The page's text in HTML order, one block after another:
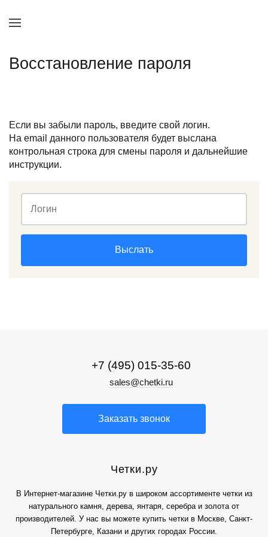
Восстановление пароля
Если вы забыли пароль, введите свой логин.
На email данного пользователя будет выслана
контрольная строка для смены пароля и дальнейшие
инструкции.
Логин
Выслать
+7 (495) 015-35-60
sales@chetki.ru
Заказать звонок
Четки.ру
В Интернет-магазине Четки.ру в широком ассортименте четки из
натурального камня, дерева, янтаря, серебра и золота от
производителей. У нас вы можете купить четки в Москве, Санкт-
Петербурге, Казани и других городах России.